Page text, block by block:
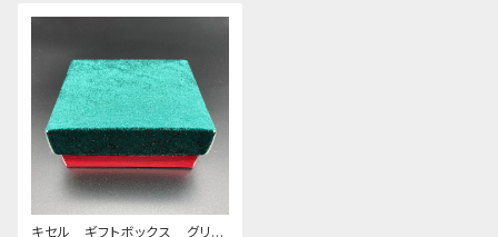
キセル ギフトボックス グリー